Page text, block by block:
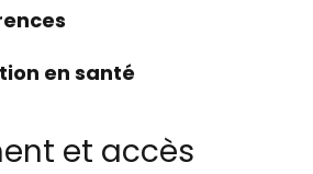
en santé
et accès